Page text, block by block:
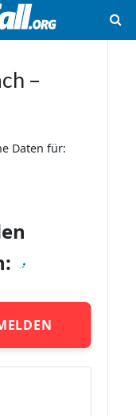
–
Daten für: